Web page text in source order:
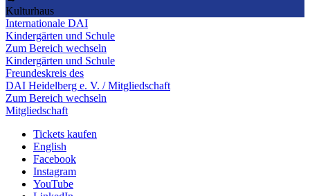
Kulturhaus
Internationale DAI
Kindergärten und Schule
Zum Bereich wechseln
Kindergärten und Schule
Freundeskreis des
DAI Heidelberg e. V. / Mitgliedschaft
Zum Bereich wechseln
Mitgliedschaft
Tickets kaufen
English
Facebook
Instagram
YouTube